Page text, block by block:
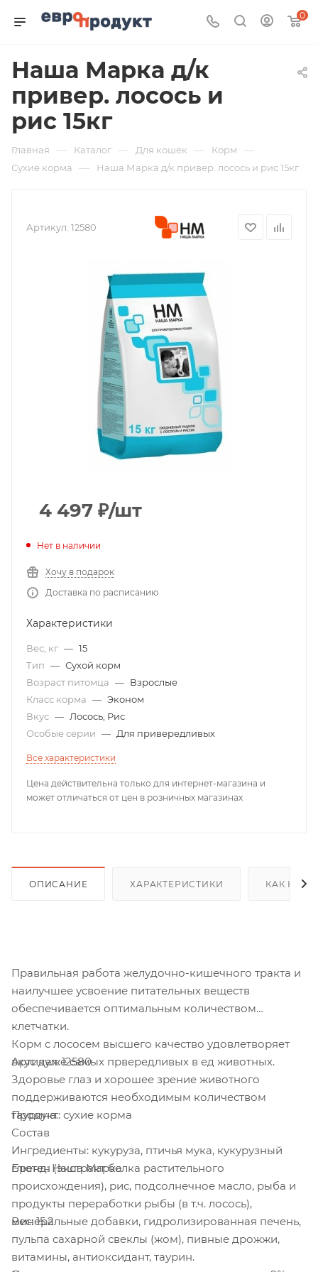
0
Наша Марка д/к
привер. лосось и
рис 15кг
Главная — Каталог — Для кошек — Корм —
Сухие корма — Наша Марка д/к привер. лосось и рис 15кг
Артикул: 12580
4 497 ₽/шт
Нет в наличии
Хочу в подарок
Доставка по расписанию
Характеристики
Вес, кг — 15
Тип — Сухой корм
Возраст питомца — Взрослые
Класс корма — Эконом
Вкус — Лосось, Рис
Особые серии — Для привередливых
Все характеристики
Цена действительна только для интернет-магазина и
может отличаться от цен в розничных магазинах
ОПИСАНИЕ ХАРАКТЕРИСТИКИ КАК
Правильная работа желудочно-кишечного тракта и
наилучшее усвоение питательных веществ
обеспечивается оптимальным количеством
клетчатки.
Корм с лососем высшего качество удовлетворяет
вкус даже самых првередливых в ед животных.
Здоровье глаз и хорошее зрение животного
поддерживаются необходимым количеством
таурина.
Состав
Ингредиенты: кукуруза, птичья мука, кукурузный
глютен (экстракт белка растительного
происхождения), рис, подсолнечное масло, рыба и
продукты переработки рыбы (в т.ч. лосось),
минеральные добавки, гидролизированная печень,
пульпа сахарной свеклы (жом), пивные дрожжи,
витамины, антиоксидант, таурин.
Артикул: 12580
Продукт: сухие корма
Бренд: Наша Марка
Вес: 15.2